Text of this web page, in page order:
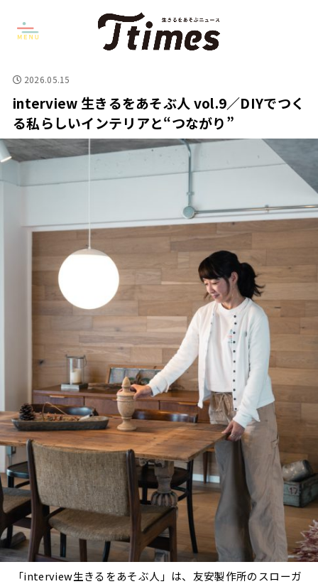
2026.05.15
interview 生きるをあそぶ人 vol.9／DIYでつく
る私らしいインテリアと“つながり”
「interview生きるをあそぶ人」は、友安製作所のスローガ